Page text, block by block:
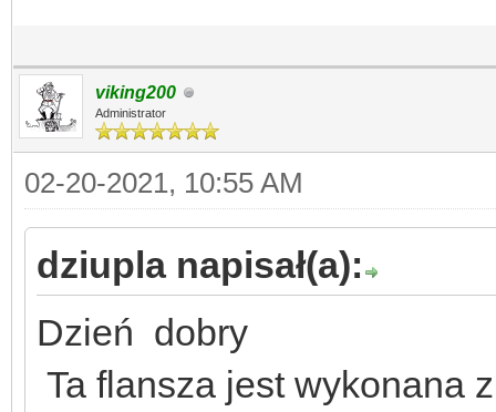
viking200
Administrator
02-20-2021, 10:55 AM
dziupla napisał(a):
Dzień dobry
Ta flansza jest wykonana